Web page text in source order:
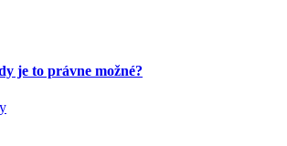
je to právne možné?